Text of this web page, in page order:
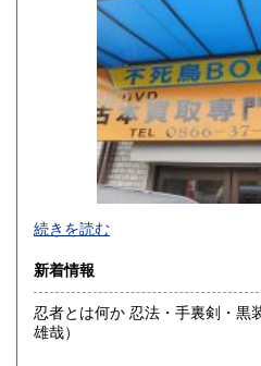
300円
300円
300円
300円
熊本県
宮崎県
沖縄県 300円
不死鳥BOOKSでは、書籍だけで
ゲーム、おもちゃ、骨董品まで
にお問い合わせください。出張
沿線名：伯備線・桃太郎線(吉備
最寄駅：総社駅
続きを読む
新着情報
忍者とは何か 忍法・手裏剣・黒装束
雄哉）